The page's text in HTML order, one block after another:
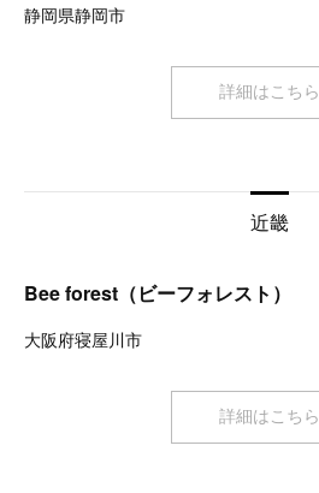
静岡県静岡市
詳細はこちら
近畿
Bee forest（ビーフォレスト）
大阪府寝屋川市
詳細はこちら